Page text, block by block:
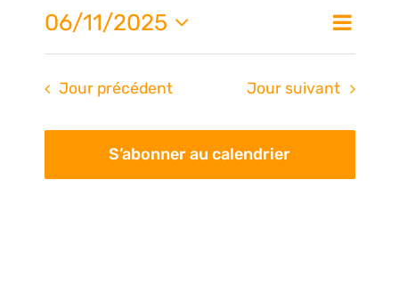
de
Jour
06/11/2025
Sélectionnez
date.
Jour précédent Jour suivant
S’abonner au calendrier